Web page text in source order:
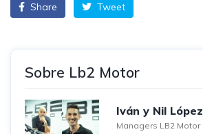
Share Tweet
Sobre Lb2 Motor
Iván y Nil López
Managers LB2 Motor